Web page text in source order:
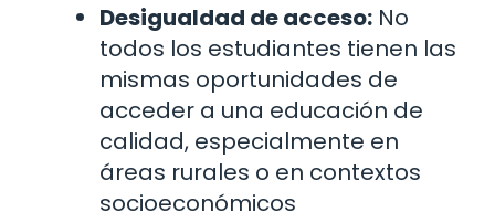
Desigualdad de acceso: No
todos los estudiantes tienen las
mismas oportunidades de
acceder a una educación de
calidad, especialmente en
áreas rurales o en contextos
socioeconómicos